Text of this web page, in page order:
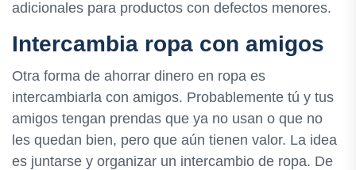
adicionales para productos con defectos menores.
Intercambia ropa con amigos
Otra forma de ahorrar dinero en ropa es
intercambiarla con amigos. Probablemente tú y tus
amigos tengan prendas que ya no usan o que no
les quedan bien, pero que aún tienen valor. La idea
es juntarse y organizar un intercambio de ropa. De